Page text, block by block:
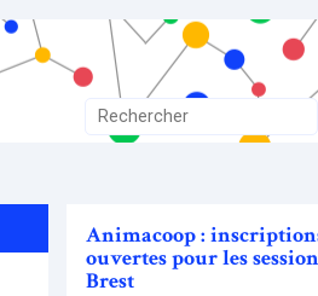
Animacoop :
ouvertes pour les
Brest